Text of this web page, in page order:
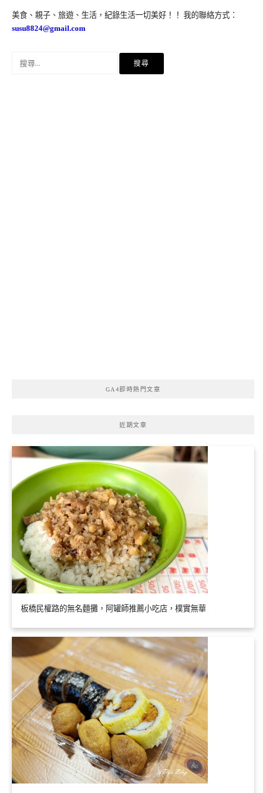
美食、親子、旅遊、生活，紀錄生活一切美好！！ 我的聯絡方式：
susu8824@gmail.com
GA4即時熱門文章
近期文章
板橋民權路的無名麵攤，阿罐師推薦小吃店，樸實無華